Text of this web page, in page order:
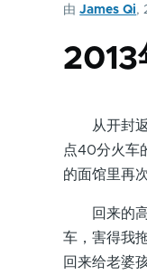
由James Qi,
2013
从开封返
点40分火车
的面馆里再
回来的高
车，害得我
回来给老婆